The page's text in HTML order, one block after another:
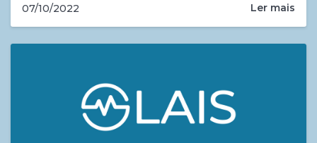
07/10/2022 Ler mais